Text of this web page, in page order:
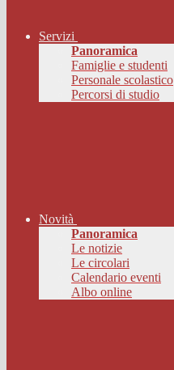
Servizi
Panoramica
Famiglie e studenti
Personale scolastico
Percorsi di studio
Novità
Panoramica
Le notizie
Le circolari
Calendario eventi
Albo online